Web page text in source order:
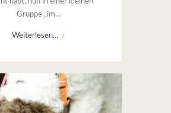
Gruppe „im...
Weiterlesen...